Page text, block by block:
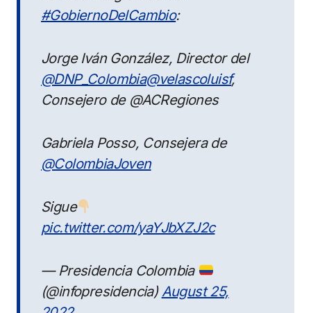
#GobiernoDelCambio:
Jorge Iván González, Director del
@DNP_Colombia@velascoluisf,
Consejero de @ACRegiones
Gabriela Posso, Consejera de
@ColombiaJoven
Sigue
pic.twitter.com/yaYJbXZJ2c
— Presidencia Colombia
(@infopresidencia)August 25,